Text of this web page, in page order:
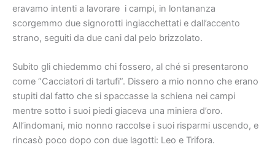
eravamo intenti a lavorare i campi, in lontananza
scorgemmo due signorotti ingiacchettati e dall’accento
strano, seguiti da due cani dal pelo brizzolato.
Subito gli chiedemmo chi fossero, al ché si presentarono
come “Cacciatori di tartufi”. Dissero a mio nonno che erano
stupiti dal fatto che si spaccasse la schiena nei campi
mentre sotto i suoi piedi giaceva una miniera d’oro.
All’indomani, mio nonno raccolse i suoi risparmi uscendo, e
rincasò poco dopo con due lagotti: Leo e Trifora.